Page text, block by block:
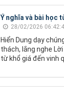
Ý nghĩa và bài học
28/02/2026
Hiển Dung dạy
thách, lắng nghe
từ khổ giá đến vinh